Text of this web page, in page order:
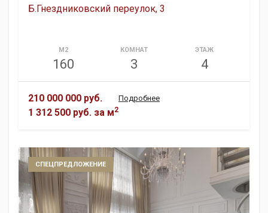
Б.Гнездниковский переулок, 3
М2
160
КОМНАТ
3
ЭТАЖ
4
210 000 000 руб.
1 312 500 руб. за м2
Подробнее
СПЕЦПРЕДЛОЖЕНИЕ